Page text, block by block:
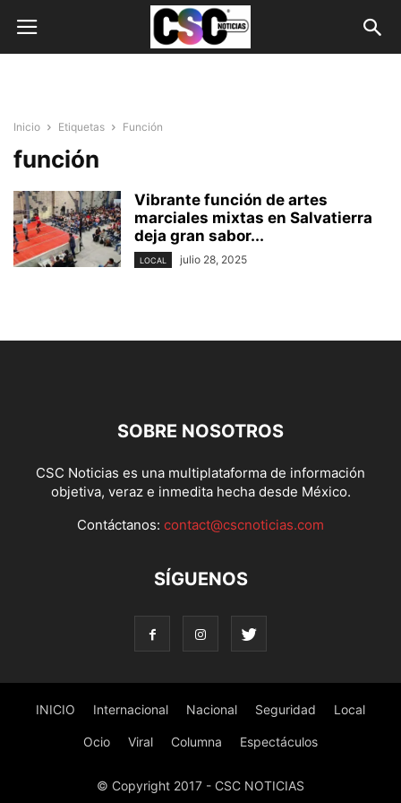
Inicio Etiquetas Función
función
Vibrante función de artes
marciales mixtas en Salvatierra
deja gran sabor...
LOCAL julio 28, 2025
SOBRE NOSOTROS
CSC Noticias es una multiplataforma de información
objetiva, veraz e inmedita hecha desde México.
Contáctanos: contact@cscnoticias.com
SÍGUENOS
INICIO Internacional Nacional Seguridad Local
Ocio Viral Columna Espectáculos
© Copyright 2017 - CSC NOTICIAS